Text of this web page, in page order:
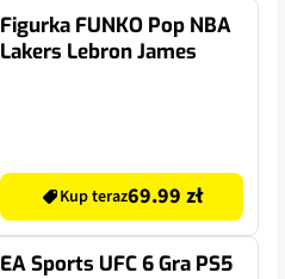
Figurka FUNKO Pop NBA
Lakers Lebron James
Kup teraz69.99 zł
EA Sports UFC 6 Gra PS5